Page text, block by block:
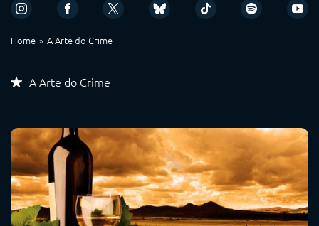
Home A Arte do Crime
A Arte do Crime